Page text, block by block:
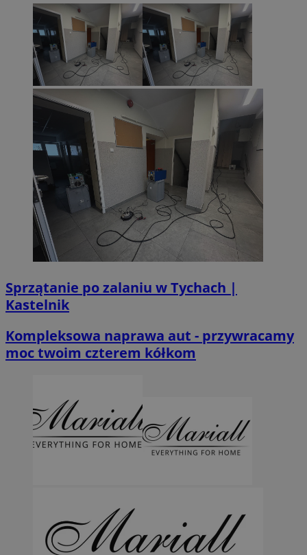
Sprzątanie po zalaniu w Tychach |
Kastelnik
Kompleksowa naprawa aut - przywracamy
moc twoim czterem kółkom